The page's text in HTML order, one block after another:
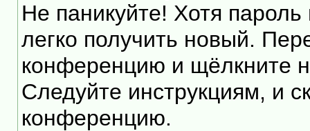
Не паникуйте! Хотя
легко получить новый.
конференцию и щёлкните
Следуйте инструкциям, и
конференцию.